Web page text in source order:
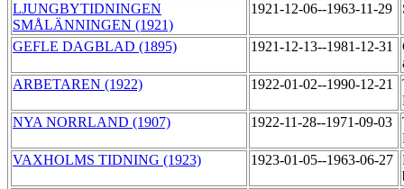
LJUNGBYTIDNINGEN
SMÅLÄNNINGEN (1921)
1921-12-06--1963-11-29
GEFLE DAGBLAD (1895) 1921-12-13--1981-12-31
ARBETAREN (1922)
1922-01-02--1990-12-21
NYA NORRLAND (1907)
1922-11-28--1971-09-03
VAXHOLMS TIDNING (1923)
1923-01-05--1963-06-27